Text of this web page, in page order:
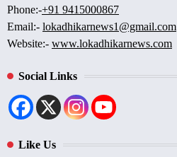
Phone:-+91 9415000867
Email:- lokadhikarnews1@gmail.com
Website:- www.lokadhikarnews.com
Social Links
Like Us